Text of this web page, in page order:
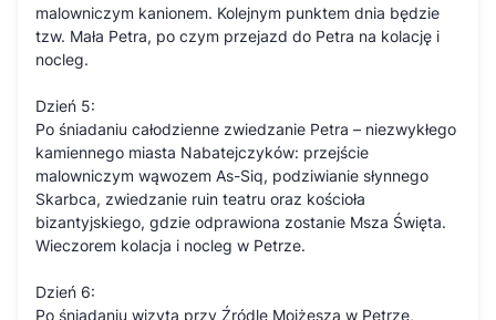
malowniczym kanionem. Kolejnym punktem dnia będzie
tzw. Mała Petra, po czym przejazd do Petra na kolację i
nocleg.
Dzień 5:
Po śniadaniu całodzienne zwiedzanie Petra – niezwykłego
kamiennego miasta Nabatejczyków: przejście
malowniczym wąwozem As-Siq, podziwianie słynnego
Skarbca, zwiedzanie ruin teatru oraz kościoła
bizantyjskiego, gdzie odprawiona zostanie Msza Święta.
Wieczorem kolacja i nocleg w Petrze.
Dzień 6:
Po śniadaniu wizyta przy Źródle Mojżesza w Petrze,